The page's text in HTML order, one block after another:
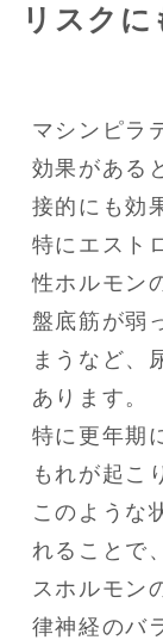
リスクに
マシンピラ
効果がある
接的にも効
特にエスト
性ホルモン
盤底筋が弱
まうなど、
あります。
特に更年期
もれが起こ
このような
れることで
スホルモン
律神経のバ